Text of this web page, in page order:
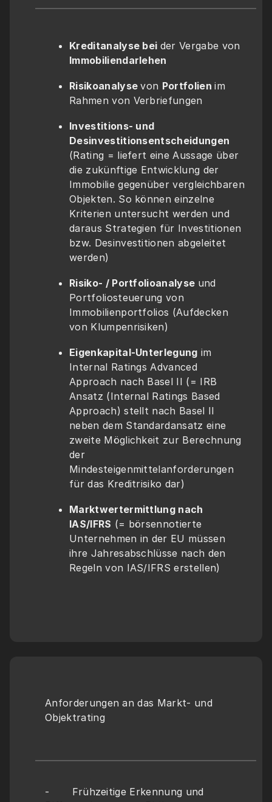
Kreditanalyse bei
Immobiliendarlehen
Risikoanalyse von Portfolien im
Rahmen von Verbriefungen
Investitions- und
Desinvestitionsentscheidungen
(Rating = liefert eine Aussage über
die zukünftige Entwicklung der
Immobilie gegenüber vergleichbaren
Objekten. So können einzelne
Kriterien untersucht werden und
daraus Strategien für Investitionen
bzw. Desinvestitionen abgeleitet
werden)
Risiko- / Portfolioanalyse und
Portfoliosteuerung von
Immobilienportfolios (Aufdecken
von Klumpenrisiken)
Eigenkapital-Unterlegung im
Internal Ratings Advanced
Approach nach Basel II (= IRB
Ansatz (Internal Ratings Based
Approach) stellt nach Basel II
neben dem Standardansatz eine
zweite Möglichkeit zur Berechnung
der
Mindesteigenmittelanforderungen
für das Kreditrisiko dar)
Marktwertermittlung nach
IAS/IFRS (= börsennotierte
Unternehmen in der EU müssen
ihre Jahresabschlüsse nach den
Regeln von IAS/IFRS erstellen)
Anforderungen an das Markt- und
Objektrating
-       Frühzeitige Erkennung und